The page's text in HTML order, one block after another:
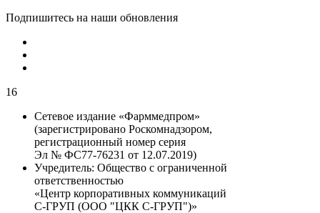
Подпишитесь на наши обновления
16
Сетевое издание «Фарммедпром»
(зарегистрировано Роскомнадзором,
регистрационный номер серия
Эл № ФС77-76231 от 12.07.2019)
Учредитель: Общество с ограниченной
ответственностью
«Центр корпоративных коммуникаций
С-ГРУП (ООО "ЦКК С-ГРУП")»